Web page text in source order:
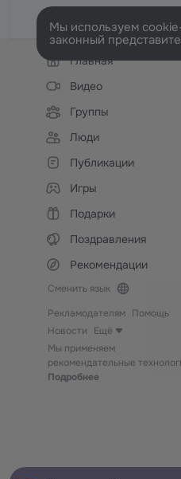
Мы используем
законный
Левая
колонкаГлавная
Видео
Группы
Люди
Публикации
Игры
Подарки
Поздравления
Рекомендации
Сменить язык
Рекламодателям Помощь
Новости
Ещё
Мы применяем
рекомендательные
Подробнее